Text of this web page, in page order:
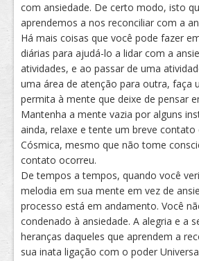
com ansiedade. De certo modo, isto
aprendemos a nos reconciliar com a
Há mais coisas que você pode fazer
diárias para ajudá-lo a lidar com a
atividades, e ao passar de uma
uma área de atenção para outra, faça
permita à mente que deixe de pensar
Mantenha a mente vazia por alguns
ainda, relaxe e tente um breve
Cósmica, mesmo que não tome
contato ocorreu.
De tempos a tempos, quando você
melodia em sua mente em vez de
processo está em andamento. Você
condenado à ansiedade. A alegria e a
heranças daqueles que aprendem a
sua inata ligação com o poder